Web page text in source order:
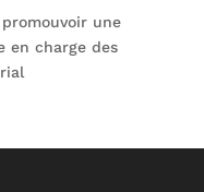
une
en charge des